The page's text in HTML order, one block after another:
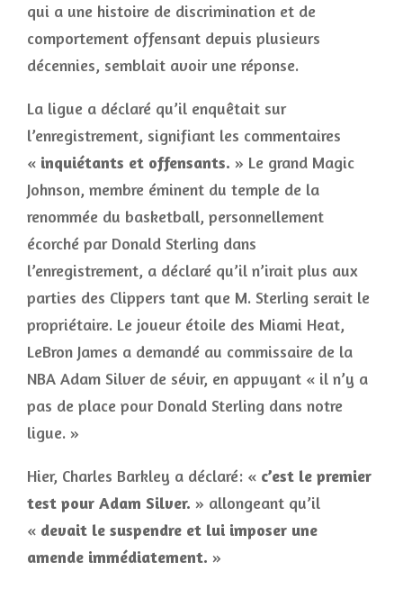
qui a une histoire de discrimination et de
comportement offensant depuis plusieurs
décennies, semblait avoir une réponse.
La ligue a déclaré qu’il enquêtait sur
l’enregistrement, signifiant les commentaires
« inquiétants et offensants. » Le grand Magic
Johnson, membre éminent du temple de la
renommée du basketball, personnellement
écorché par Donald Sterling dans
l’enregistrement, a déclaré qu’il n’irait plus aux
parties des Clippers tant que M. Sterling serait le
propriétaire. Le joueur étoile des Miami Heat,
LeBron James a demandé au commissaire de la
NBA Adam Silver de sévir, en appuyant « il n’y a
pas de place pour Donald Sterling dans notre
ligue. »
Hier, Charles Barkley a déclaré: « c’est le premier
test pour Adam Silver. » allongeant qu’il
« devait le suspendre et lui imposer une
amende immédiatement. »